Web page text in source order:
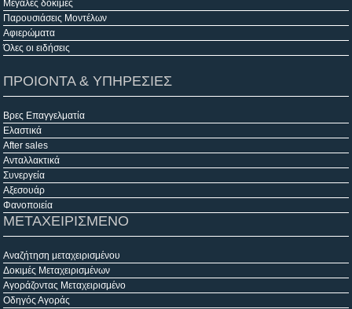
Μεγάλες δοκιμές
Παρουσιάσεις Μοντέλων
Αφιερώματα
Όλες οι ειδήσεις
ΠΡΟΙΟΝΤΑ & ΥΠΗΡΕΣΙΕΣ
Βρες Επαγγελματία
Ελαστικά
After sales
Ανταλλακτικά
Συνεργεία
Αξεσουάρ
Φανοποιεία
ΜΕΤΑΧΕΙΡΙΣΜΕΝΟ
Αναζήτηση μεταχειρισμένου
Δοκιμές Μεταχειρισμένων
Αγοράζοντας Μεταχειρισμένο
Οδηγός Αγοράς